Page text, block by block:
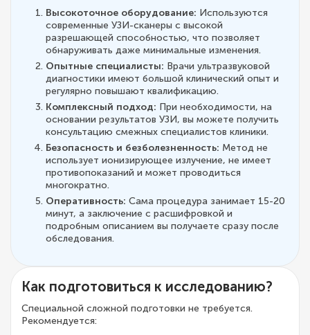
Высокоточное оборудование: Используются
современные УЗИ-сканеры с высокой
разрешающей способностью, что позволяет
обнаруживать даже минимальные изменения.
Опытные специалисты: Врачи ультразвуковой
диагностики имеют большой клинический опыт и
регулярно повышают квалификацию.
Комплексный подход: При необходимости, на
основании результатов УЗИ, вы можете получить
консультацию смежных специалистов клиники.
Безопасность и безболезненность: Метод не
использует ионизирующее излучение, не имеет
противопоказаний и может проводиться
многократно.
Оперативность: Сама процедура занимает 15-20
минут, а заключение с расшифровкой и
подробным описанием вы получаете сразу после
обследования.
Как подготовиться к исследованию?
Специальной сложной подготовки не требуется.
Рекомендуется: